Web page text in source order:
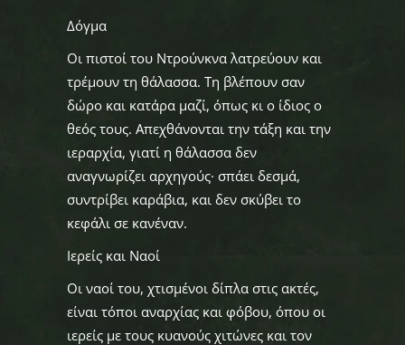
Δόγμα
Οι πιστοί του Ντρούνκνα λατρεύουν και
τρέμουν τη θάλασσα. Τη βλέπουν σαν
δώρο και κατάρα μαζί, όπως κι ο ίδιος ο
θεός τους. Απεχθάνονται την τάξη και την
ιεραρχία, γιατί η θάλασσα δεν
αναγνωρίζει αρχηγούς· σπάει δεσμά,
συντρίβει καράβια, και δεν σκύβει το
κεφάλι σε κανέναν.
Ιερείς και Ναοί
Οι ναοί του, χτισμένοι δίπλα στις ακτές,
είναι τόποι αναρχίας και φόβου, όπου οι
ιερείς με τους κυανούς χιτώνες και τον